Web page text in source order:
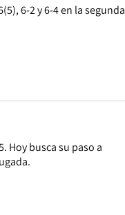
6-2 y 6-4 en la segunda
Hoy busca su paso a